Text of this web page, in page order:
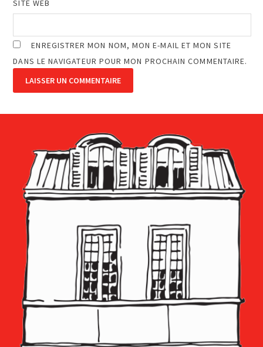
SITE WEB
ENREGISTRER MON NOM, MON E-MAIL ET MON SITE
DANS LE NAVIGATEUR POUR MON PROCHAIN COMMENTAIRE.